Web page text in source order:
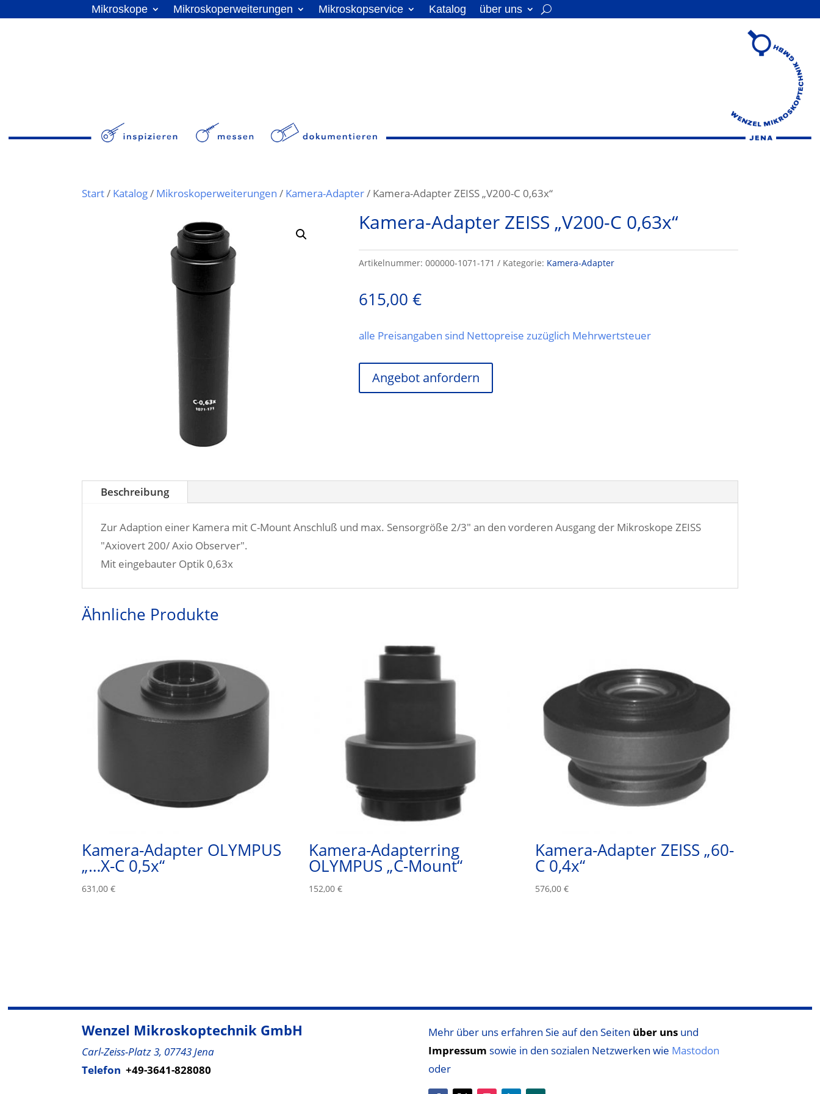
Mikroskope Mikroskoperweiterungen Mikroskopservice Katalog über uns
Start/ Katalog/ Mikroskoperweiterungen / Kamera-Adapter/ Kamera-Adapter ZEISS „V200-C 0,63x“
Kamera-Adapter ZEISS „V200-C 0,63x“
Artikelnummer:000000-1071-171 Kategorie: Kamera-Adapter
615,00€
alle Preisangaben sind Nettopreise zuzüglich Mehrwertsteuer
Angebot anfordern
Beschreibung
Zur Adaption einer Kamera mit C-Mount Anschluß und max. Sensorgröße 2/3" an den vorderen Ausgang der Mikroskope ZEISS
"Axiovert 200/ Axio Observer".
Mit eingebauter Optik 0,63x
Ähnliche Produkte
Kamera-Adapter OLYMPUS
„…X-C 0,5x“
631,00€
Kamera-Adapterring
OLYMPUS „C-Mount“
152,00 €
Kamera-Adapter ZEISS „60-
C 0,4x“
576,00€
Wenzel Mikroskoptechnik GmbH
Carl-Zeiss-Platz 3, 07743 Jena
Telefon +49-3641-828080
Mehr über uns erfahren Sie auf den Seiten über unsund
Impressum sowie in den sozialen Netzwerken wie Mastodon
oder